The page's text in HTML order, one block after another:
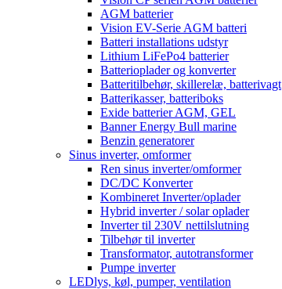
AGM batterier
Vision EV-Serie AGM batteri
Batteri installations udstyr
Lithium LiFePo4 batterier
Batterioplader og konverter
Batteritilbehør, skillerelæ, batterivagt
Batterikasser, batteriboks
Exide batterier AGM, GEL
Banner Energy Bull marine
Benzin generatorer
Sinus inverter, omformer
Ren sinus inverter/omformer
DC/DC Konverter
Kombineret Inverter/oplader
Hybrid inverter / solar oplader
Inverter til 230V nettilslutning
Tilbehør til inverter
Transformator, autotransformer
Pumpe inverter
LEDlys, køl, pumper, ventilation